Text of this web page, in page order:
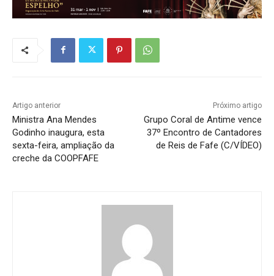
Artigo anterior
Ministra Ana Mendes
Godinho inaugura, esta
sexta-feira, ampliação da
creche da COOPFAFE
Próximo artigo
Grupo Coral de Antime vence
37º Encontro de Cantadores
de Reis de Fafe (C/VÍDEO)